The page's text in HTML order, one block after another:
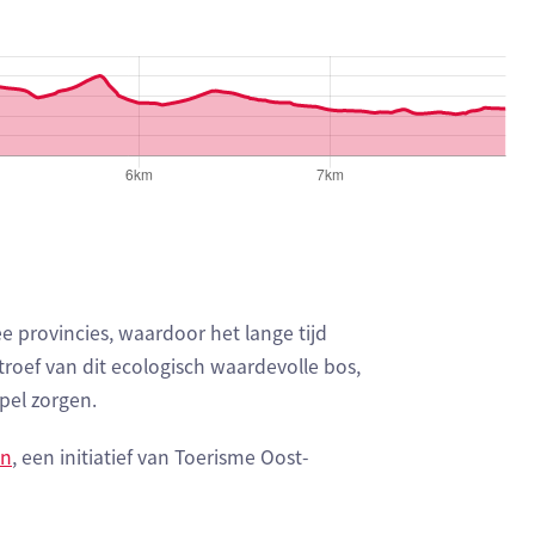
provincies, waardoor het lange tijd
van dit ecologisch waardevolle bos,
zorgen.
, een initiatief van Toerisme Oost-